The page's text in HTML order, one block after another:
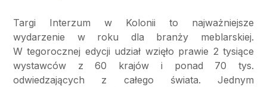
Targi Interzum w Kolonii to najważniejsze
wydarzenie w roku dla branży meblarskiej.
W tegorocznej edycji udział wzięło prawie 2 tysiące
wystawców z 60 krajów i ponad 70 tys.
odwiedzających z całego świata. Jednym